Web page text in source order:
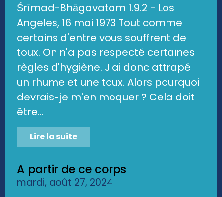
Śrīmad-Bhāgavatam 1.9.2 - Los
Angeles, 16 mai 1973 Tout comme
certains d'entre vous souffrent de
toux. On n'a pas respecté certaines
règles d'hygiène. J'ai donc attrapé
un rhume et une toux. Alors pourquoi
devrais-je m'en moquer ? Cela doit
être...
Lire la suite
A partir de ce corps
mardi, août 27, 2024